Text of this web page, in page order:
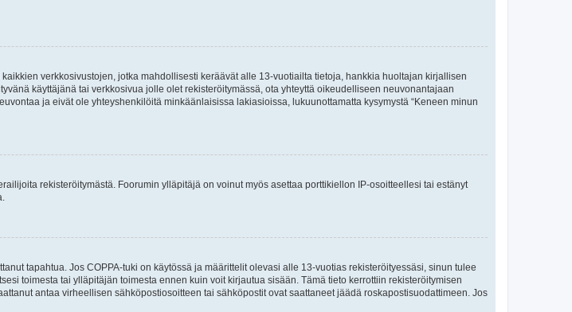
verkkosivustojen, jotka mahdollisesti keräävät alle 13-vuotiailta tietoja, hankkia huoltajan kirjallisen
käyttäjänä tai verkkosivua jolle olet rekisteröitymässä, ota yhteyttä oikeudelliseen neuvonantajaan
ja eivät ole yhteyshenkilöitä minkäänlaisissa lakiasioissa, lukuunottamatta kysymystä “Keneen minun
rekisteröitymästä. Foorumin ylläpitäjä on voinut myös asettaa porttikiellon IP-osoitteellesi tai estänyt
tapahtua. Jos COPPA-tuki on käytössä ja määrittelit olevasi alle 13-vuotias rekisteröityessäsi, sinun tulee
toimesta tai ylläpitäjän toimesta ennen kuin voit kirjautua sisään. Tämä tieto kerrottiin rekisteröitymisen
antaa virheellisen sähköpostiosoitteen tai sähköpostit ovat saattaneet jäädä roskapostisuodattimeen. Jos